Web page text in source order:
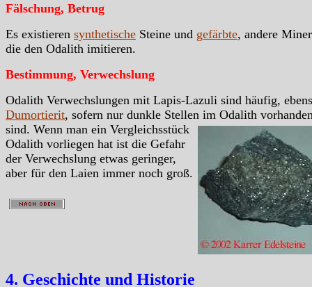
Fälschung, Betrug
Es existieren synthetische Steine und gefärbte, andere
die den Odalith imitieren.
Bestimmung, Verwechslung
Odalith Verwechslungen mit Lapis-Lazuli sind häufig,
Dumortierit, sofern nur dunkle Stellen im Odalith
sind. Wenn man ein Vergleichsstück
Odalith vorliegen hat ist die Gefahr
der Verwechslung etwas geringer,
aber für den Laien immer noch groß.
4. Geschichte und Historie